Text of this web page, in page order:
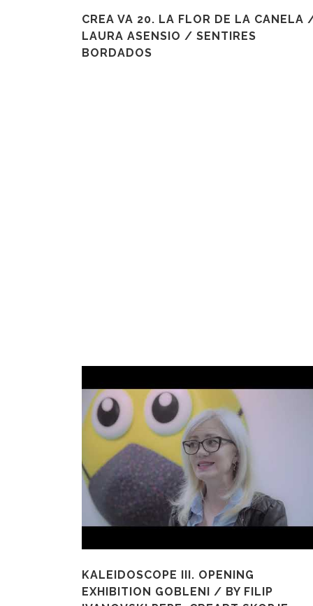
CREA VA 20. LA FLOR DE LA CANELA
LAURA ASENSIO / SENTIRES
BORDADOS
KALEIDOSCOPE III. OPENING
EXHIBITION GOBLENI / BY FILIP